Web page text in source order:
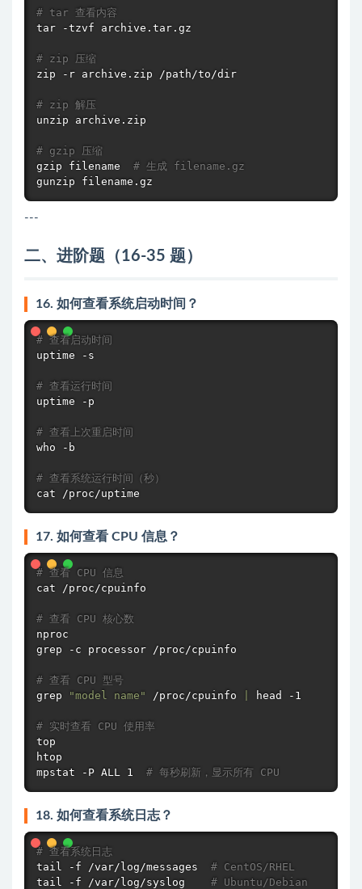
# tar 查看内容
tar -tzvf archive.tar.gz
# zip 压缩
zip -r archive.zip /path/to/dir
# zip 解压
unzip archive.zip
# gzip 压缩
gzip filename # 生成 filename.gz
gunzip filename.gz
---
二、进阶题（16-35 题）
16. 如何查看系统启动时间？
# 查看启动时间
uptime -s
# 查看运行时间
uptime -p
# 查看上次重启时间
who -b
# 查看系统运行时间（秒）
cat /proc/uptime
17. 如何查看 CPU 信息？
# 查看 CPU 信息
cat /proc/cpuinfo
# 查看 CPU 核心数
grep -c processor /proc/cpuinfo
# 查看 CPU 型号
grep
"model name" /proc/cpuinfo head -1
# 实时查看 CPU 使用率
top
htop
mpstat -P ALL 1 # 每秒刷新，显示所有 CPU
18. 如何查看系统日志？
# 查看系统日志
tail
-f /var/log/messages # CentOS/RHEL
tail
-f /var/log/syslog # Ubuntu/Debian